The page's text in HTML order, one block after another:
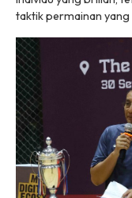
taktik permainan yang